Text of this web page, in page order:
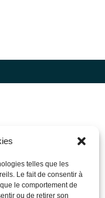
telles que les
Le fait de consentir à
le comportement de
ou de retirer son